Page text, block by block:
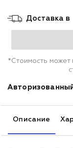
Доставка в
*Стоимость может
Описание